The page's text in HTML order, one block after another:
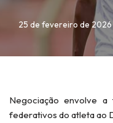
25 de fevereiro de 2026
Negociação envolve a
federativos do atleta ao